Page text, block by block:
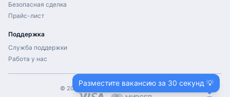
Безопасная сделка
Прайс-лист
Поддержка
Служба поддержки
Работа у нас
© 2026 ProHH.ru. Все права защищены.
Разместите вакансию за 30 секунд 💡